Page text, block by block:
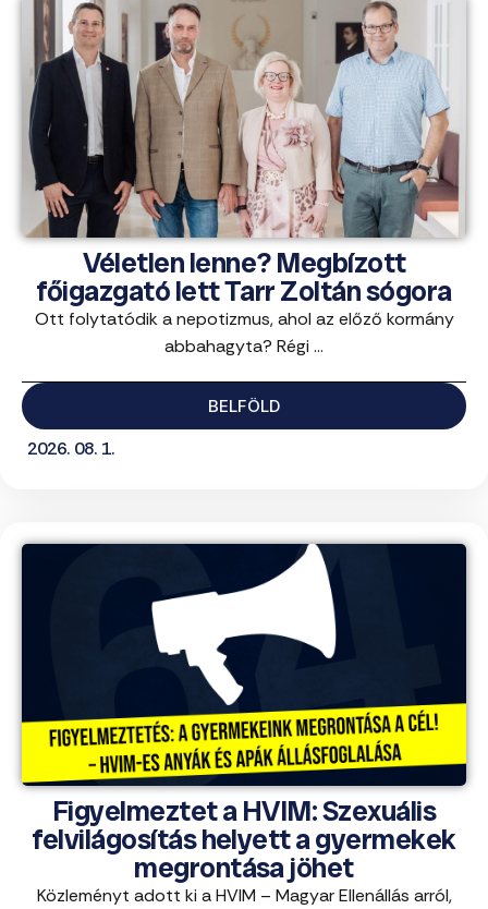
Véletlen lenne? Megbízott
főigazgató lett Tarr Zoltán sógora
Ott folytatódik a nepotizmus, ahol az előző kormány
abbahagyta? Régi ...
BELFÖLD
2026. 08. 1.
Figyelmeztet a HVIM: Szexuális
felvilágosítás helyett a gyermekek
megrontása jöhet
Közleményt adott ki a HVIM – Magyar Ellenállás arról,